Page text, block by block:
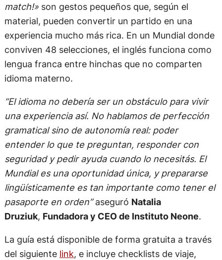
match!»son gestos pequeños que, según el
material, pueden convertir un partido en una
experiencia mucho más rica. En un Mundial donde
conviven 48 selecciones, el inglés funciona como
lengua franca entre hinchas que no comparten
idioma materno.
“El idioma no debería ser un obstáculo para vivir
una experiencia así. No hablamos de perfección
gramatical sino de autonomía real: poder
entender lo que te preguntan, responder con
seguridad y pedir ayuda cuando lo necesitás. El
Mundial es una oportunidad única, y prepararse
lingüísticamente es tan importante como tener el
pasaporte en orden”aseguró Natalia
Druziuk, Fundadora y CEO de Instituto Neone.
La guía está disponible de forma gratuita a través
del siguiente link, e incluye checklists de viaje,